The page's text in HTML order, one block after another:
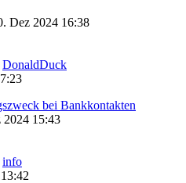
Dez 2024 16:38
DonaldDuck
bei Bankkontakten
2024 15:43
info